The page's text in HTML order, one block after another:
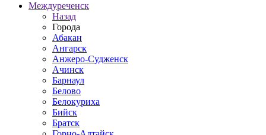
Междуреченск
Назад
Города
Абакан
Ангарск
Анжеро-Судженск
Ачинск
Барнаул
Белово
Белокуриха
Бийск
Братск